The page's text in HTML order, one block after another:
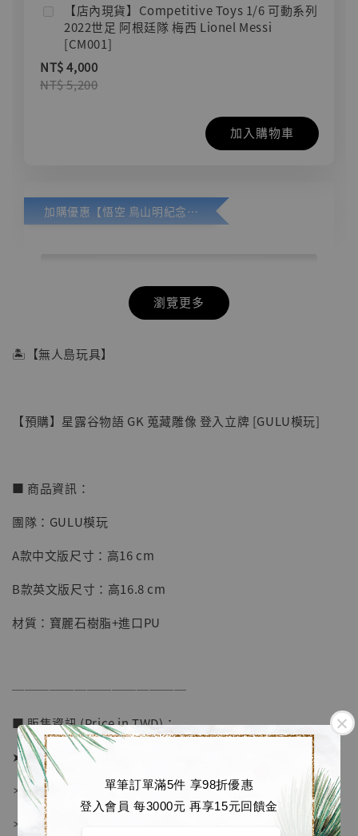
單筆訂單滿5件 享98折優惠
登入會員 每3000元 再享15元回饋金
【店內現貨】Competitive Toys 1/6 可動系列
2022世足 阿根廷隊 梅西 Lionel Messi
[CM001]
NT$ 4,000
NT$ 5,200
加入購物車
加購優惠【悟空 鳥山明紀念款 [奇蹟工作室]】
【店內現貨】七龍珠 系列蒐藏雕像 悟空 鳥山
NT$ 4,280
NT$ 5,580
瀏覽更多
🏝【無人島玩具】
【預購】星露谷物語 GK 蒐藏雕像 登入立牌 [GULU模玩]
■ 商品資訊：
團隊：GULU模玩
A款中文版尺寸：高16 cm
B款英文版尺寸：高16.8 cm
材質：寶麗石樹脂+進口PU
──────────────
■ 販售資訊 (Price in TWD)：
➤ 價格 2080元 (訂金1280)
＊ 國際運費另計
＊ 刷卡免手續費